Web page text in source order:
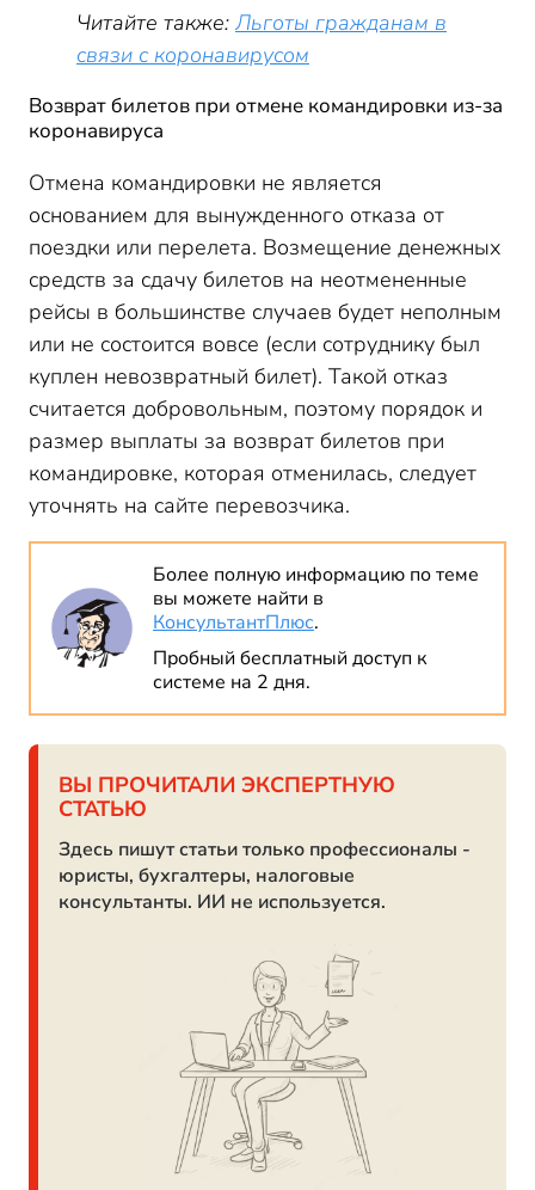
Читайте также: Льготы гражданам в
связи с коронавирусом
Возврат билетов при отмене командировки из-за
коронавируса
Отмена командировки не является
основанием для вынужденного отказа от
поездки или перелета. Возмещение денежных
средств за сдачу билетов на неотмененные
рейсы в большинстве случаев будет неполным
или не состоится вовсе (если сотруднику был
куплен невозвратный билет). Такой отказ
считается добровольным, поэтому порядок и
размер выплаты за возврат билетов при
командировке, которая отменилась, следует
уточнять на сайте перевозчика.
Более полную информацию по теме
вы можете найти в
КонсультантПлюс.
Пробный бесплатный доступ к
системе на 2 дня.
ВЫ ПРОЧИТАЛИ ЭКСПЕРТНУЮ
СТАТЬЮ
Здесь пишут статьи только профессионалы -
юристы, бухгалтеры, налоговые
консультанты. ИИ не используется.